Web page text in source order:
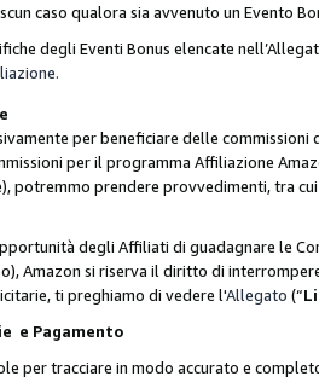
caso qualora sia avvenuto un Evento
degli Eventi Bonus elencate
per beneficiare delle
per il programma Affiliazione
potremmo prendere provvedimenti, tra
degli Affiliati di guadagnare le
Amazon si riserva il diritto di
ti preghiamo di vedere l'Allegato (“
e Pagamento
per tracciare in modo accurato e